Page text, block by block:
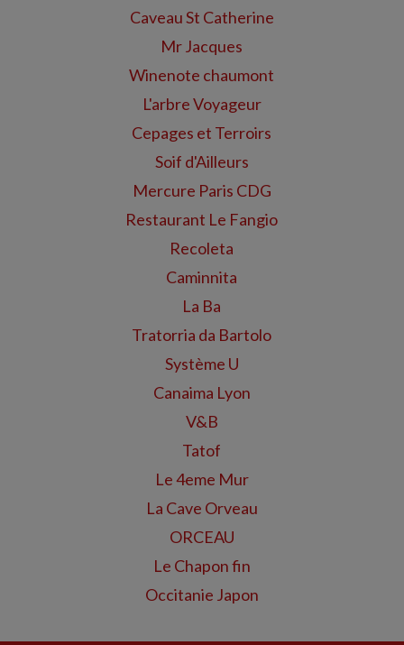
Caveau St Catherine
Mr Jacques
Winenote chaumont
L'arbre Voyageur
Cepages et Terroirs
Soif d'Ailleurs
Mercure Paris CDG
Restaurant Le Fangio
Recoleta
Caminnita
La Ba
Tratorria da Bartolo
Système U
Canaima Lyon
V&B
Tatof
Le 4eme Mur
La Cave Orveau
ORCEAU
Le Chapon fin
Occitanie Japon